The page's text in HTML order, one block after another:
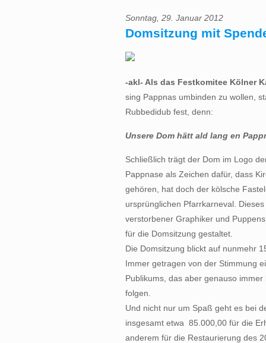
Sonntag, 29. Januar 2012
Domsitzung mit
-akl- Als das Festkomitee Kölner
sing Pappnas umbinden zu wollen,
Rubbedidub fest, denn:
Unsere Dom hätt ald lang en
Schließlich trägt der Dom im Logo
Pappnase als Zeichen dafür, dass
gehören, hat doch der kölsche
ursprünglichen Pfarrkarneval.
verstorbener Graphiker und
für die Domsitzung gestaltet.
Die Domsitzung blickt auf nunmehr
Immer getragen von der Stimmung
Publikums, das aber genauso
folgen.
Und nicht nur um Spaß geht es bei
insgesamt etwa  85.000,00 für die
anderem für die Restaurierung des